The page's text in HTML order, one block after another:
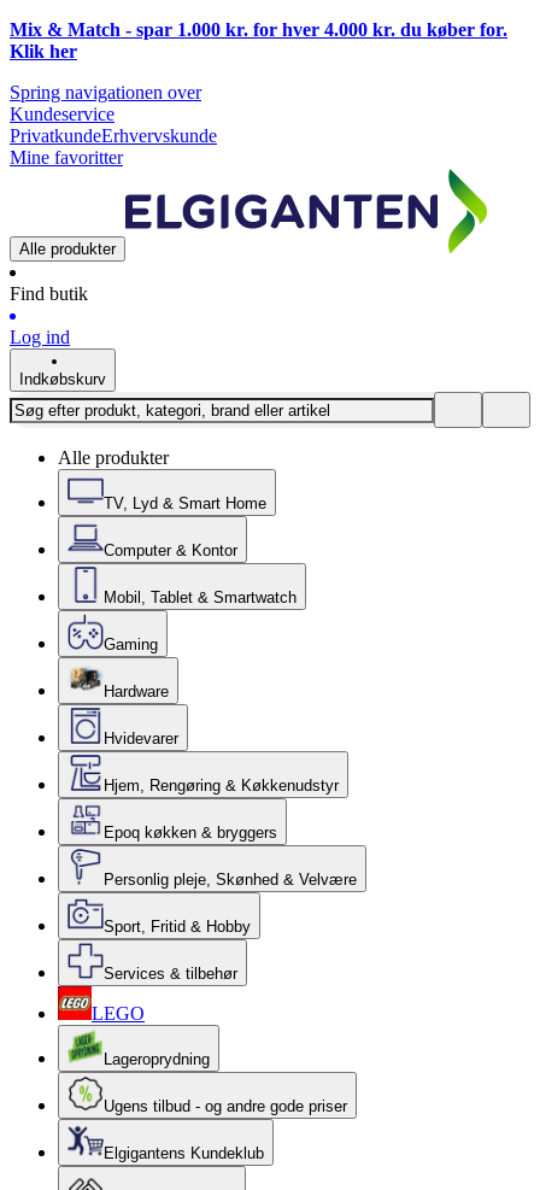
Mix & Match - spar 1.000 kr. for hver 4.000 kr. du køber for.
Klik her
Spring navigationen over
Kundeservice
PrivatkundeErhvervskunde
Mine favoritter
Alle produkter
Find butik
Log ind
Indkøbskurv
Alle produkter
TV, Lyd & Smart Home
Computer & Kontor
Mobil, Tablet & Smartwatch
Gaming
Hardware
Hvidevarer
Hjem, Rengøring & Køkkenudstyr
Epoq køkken & bryggers
Personlig pleje, Skønhed & Velvære
Sport, Fritid & Hobby
Services & tilbehør
LEGO
Lageroprydning
Ugens tilbud - og andre gode priser
Elgigantens Kundeklub